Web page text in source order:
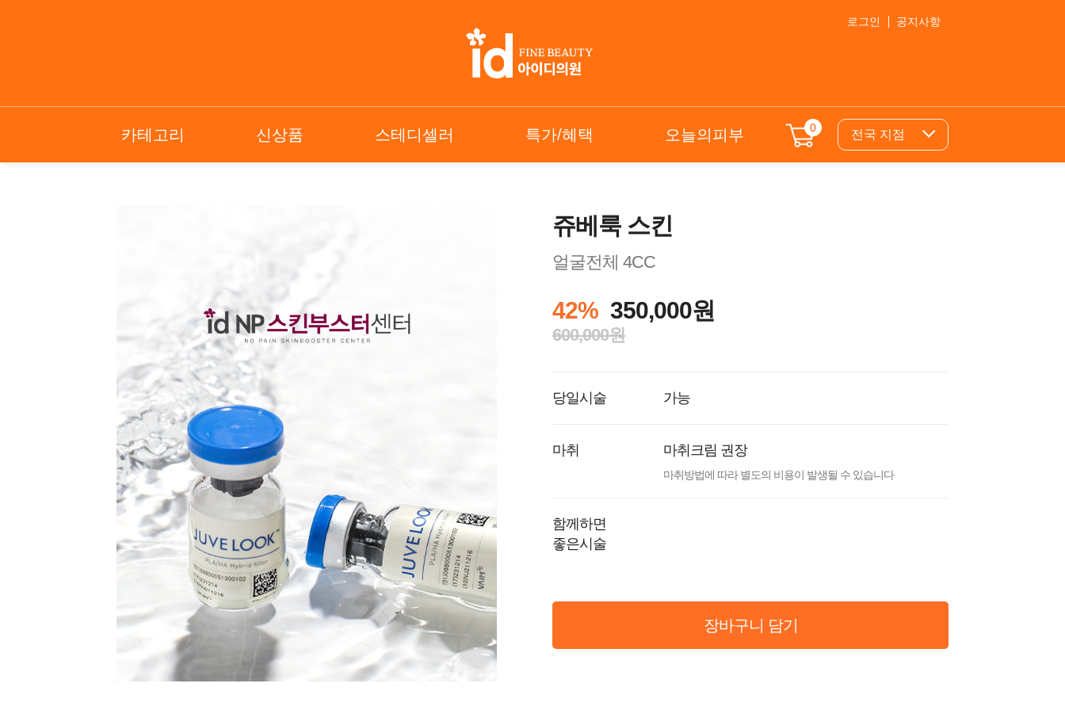
로그인 공지사항
카테고리 신상품 스테디셀러 특가/혜택 오늘의피부 0 전국 지점
쥬베룩 스킨
얼굴전체 4CC
42% 350,000원
600,000원
당일시술 가능
마취 마취크림 권장
마취방법에 따라 별도의 비용이 발생될 수 있습니다
함께하면
좋은시술
장바구니 담기